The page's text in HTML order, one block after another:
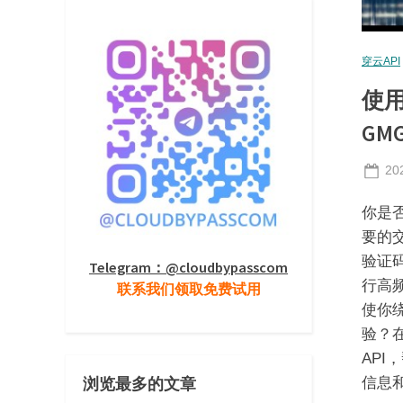
穿云API
使
你是
要的
验证
行高
使你
验？
API
信息
Telegram：@cloudbypasscom
联系我们领取免费试用
浏览最多的文章